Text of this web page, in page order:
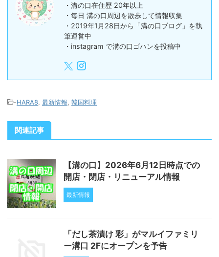
・溝の口在住歴 20年以上
・毎日 溝の口周辺を散歩して情報収集
・2019年1月28日から「溝の口ブログ」を執
筆運営中
・instagram で溝の口ゴハンを投稿中
-HARA8 最新情報 韓国料理
関連記事
【溝の口】2026年6月12日時点での
開店・閉店・リニューアル情報
最新情報
「だし茶漬け 彩」がマルイファミリ
ー溝口 2Fにオープンを予告